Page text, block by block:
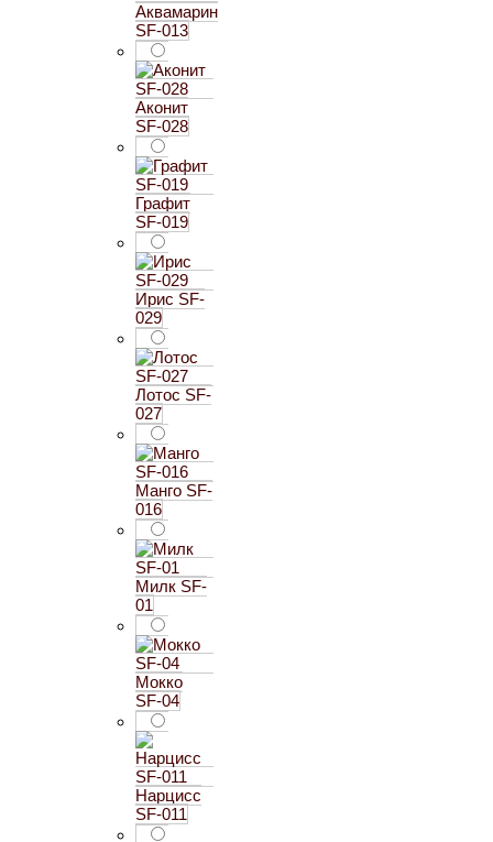
Аквамарин
SF-013
Аконит
SF-028
Графит
SF-019
Ирис SF-
029
Лотос SF-
027
Манго SF-
016
Милк SF-
01
Мокко
SF-04
Нарцисс
SF-011